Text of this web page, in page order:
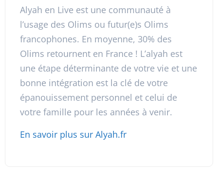
Alyah en Live est une communauté à
l’usage des Olims ou futur(e)s Olims
francophones. En moyenne, 30% des
Olims retournent en France ! L’alyah est
une étape déterminante de votre vie et une
bonne intégration est la clé de votre
épanouissement personnel et celui de
votre famille pour les années à venir.
En savoir plus sur Alyah.fr